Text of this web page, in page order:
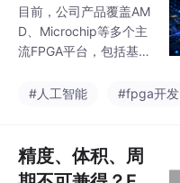
正在迎来属于自
己的时代
目前，公司产品覆盖AM
D、Microchip等多个主
流FPGA平台，包括基于
+ MPSoC、Versal系
满足工业控制、智能视
觉、机器人、测试测
#人工智能 #fpga开发
精度、体积、周